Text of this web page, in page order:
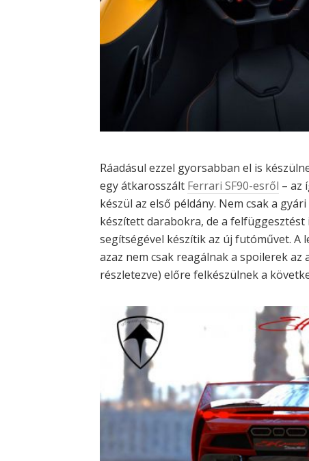
Ráadásul ezzel gyorsabban el is
egy átkarosszált Ferrari SF90-esről – az
készül az első példány. Nem csak a
készített darabokra, de a
segítségével készítik az új futóművet. A
azaz nem csak reagálnak a spoilerek
részletezve) előre felkészülnek a